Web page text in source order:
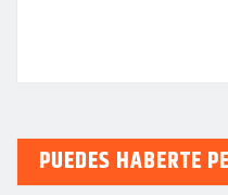
PUEDES HABERTE